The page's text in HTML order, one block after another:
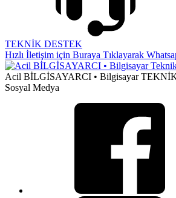
TEKNİK DESTEK
Hızlı İletişim için Buraya Tıklayarak
Acil BİLGİSAYARCI • Bilgisayar
Sosyal Medya